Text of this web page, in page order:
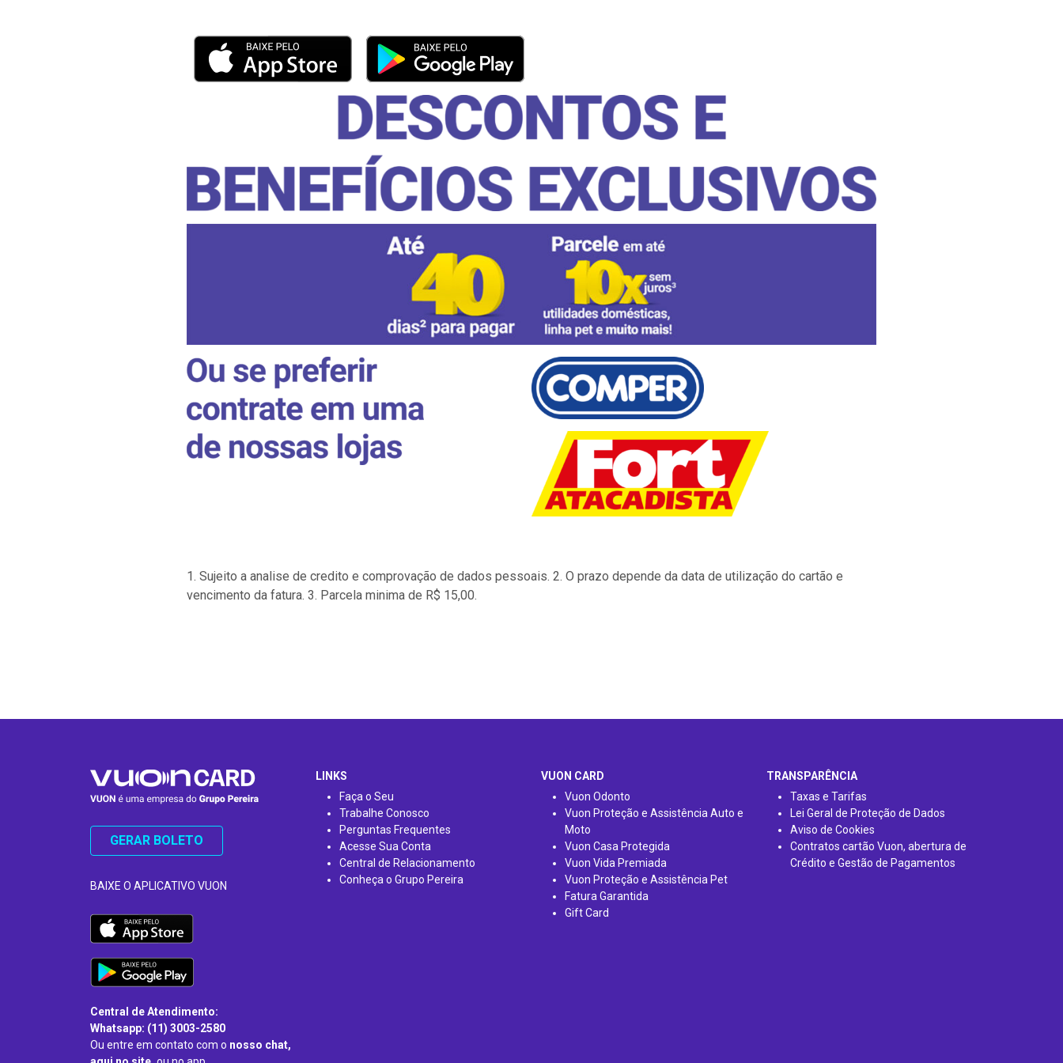
1. Sujeito a analise de credito e comprovação de dados pessoais. 2. O prazo depende da data de utilização do cartão e
vencimento da fatura. 3. Parcela minima de R$ 15,00.
GERAR BOLETO
BAIXE O APLICATIVO VUON
Central de Atendimento:
Whatsapp: (11) 3003-2580
Ou entre em contato com o nosso chat,
LINKS
Faça o Seu
Trabalhe Conosco
Perguntas Frequentes
Acesse Sua Conta
Central de Relacionamento
Conheça o Grupo Pereira
VUON CARD
Vuon Odonto
Vuon Proteção e Assistência Auto e
Moto
Vuon Casa Protegida
Vuon Vida Premiada
Vuon Proteção e Assistência Pet
Fatura Garantida
Gift Card
TRANSPARÊNCIA
Taxas e Tarifas
Lei Geral de Proteção de Dados
Aviso de Cookies
Contratos cartão Vuon, abertura de
Crédito e Gestão de Pagamentos